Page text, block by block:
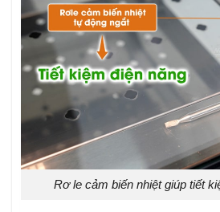
Rơ le cảm biến nhiệt giúp tiết